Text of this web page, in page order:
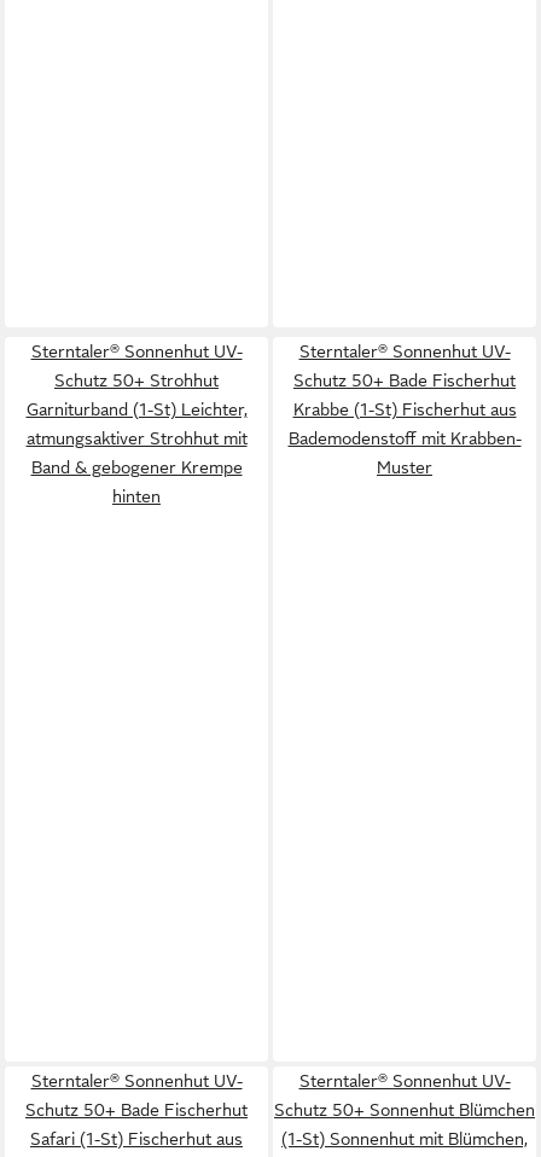
Sterntaler® Sonnenhut UV-
Schutz 50+ Strohhut
Garniturband (1-St) Leichter,
atmungsaktiver Strohhut mit
Band & gebogener Krempe
hinten
Sterntaler® Sonnenhut UV-
Schutz 50+ Bade Fischerhut
Krabbe (1-St) Fischerhut aus
Bademodenstoff mit Krabben-
Muster
Sterntaler® Sonnenhut UV-
Schutz 50+ Bade Fischerhut
Safari (1-St) Fischerhut aus
Sterntaler® Sonnenhut UV-
Schutz 50+ Sonnenhut Blümchen
(1-St) Sonnenhut mit Blümchen,